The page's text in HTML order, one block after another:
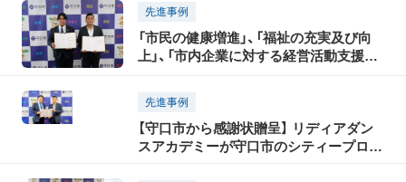
先進事例
「市民の健康増進」、「福祉の充実及び向
上」、「市内企業に対する経営活動支援」、
を締結 守口市
先進事例
【守口市から感謝状贈呈】 リディアダン
スアカデミーが守口市のシティープロモ